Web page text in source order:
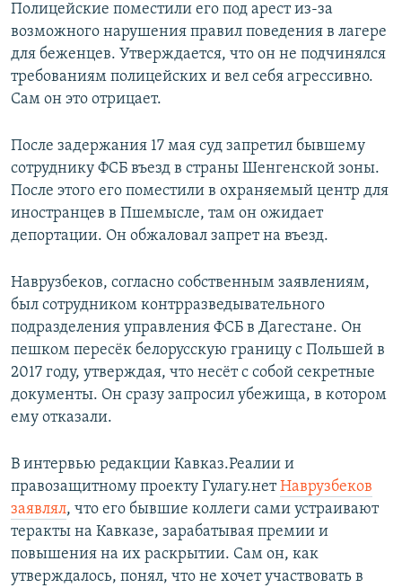
Полицейские поместили его под арест из-за
возможного нарушения правил поведения в лагере
для беженцев. Утверждается, что он не подчинялся
требованиям полицейских и вел себя агрессивно.
Сам он это отрицает.
После задержания 17 мая суд запретил бывшему
сотруднику ФСБ въезд в страны Шенгенской зоны.
После этого его поместили в охраняемый центр для
иностранцев в Пшемысле, там он ожидает
депортации. Он обжаловал запрет на въезд.
Наврузбеков, согласно собственным заявлениям,
был сотрудником контрразведывательного
подразделения управления ФСБ в Дагестане. Он
пешком пересёк белорусскую границу с Польшей в
2017 году, утверждая, что несёт с собой секретные
документы. Он сразу запросил убежища, в котором
ему отказали.
В интервью редакции Кавказ.Реалии и
правозащитному проекту Гулагу.нетНаврузбеков
заявлял, что его бывшие коллеги сами устраивают
теракты на Кавказе, зарабатывая премии и
повышения на их раскрытии. Сам он, как
утверждалось, понял, что не хочет участвовать в